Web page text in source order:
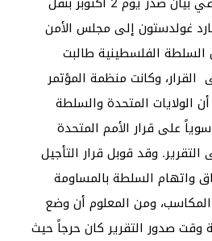
غولدستون إلى مجلس الأمن
السلطة الفلسطينية طالبت
القرار، وكانت منظمة المؤتمر
الولايات المتحدة والسلطة
على قرار الأمم المتحدة
وقد قوبل قرار التأجيل
واتهام السلطة بالمساومة
ومن المعلوم أن وضع
وقت صدور التقرير كان حرجاً حيث